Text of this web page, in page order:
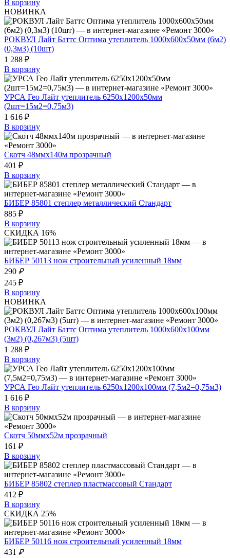
В корзину
НОВИНКА
РОКВУЛ Лайт Баттс Оптима утеплитель 1000х600х50мм (6м2)
(0,3м3) (10шт)
1 288 ₽
В корзину
УРСА Гео Лайт утеплитель 6250х1200х50мм
(2шт=15м2=0,75м3)
1 616 ₽
В корзину
Скотч 48ммх140м прозрачный
401 ₽
В корзину
БИБЕР 85801 степлер металлический Стандарт
885 ₽
В корзину
СКИДКА 16%
БИБЕР 50113 нож строительный усиленный 18мм
290 ₽
245 ₽
В корзину
НОВИНКА
РОКВУЛ Лайт Баттс Оптима утеплитель 1000х600х100мм
(3м2) (0,267м3) (5шт)
1 288 ₽
В корзину
УРСА Гео Лайт утеплитель 6250х1200х100мм (7,5м2=0,75м3)
1 616 ₽
В корзину
Скотч 50ммх52м прозрачный
161 ₽
В корзину
БИБЕР 85802 степлер пластмассовый Стандарт
412 ₽
В корзину
СКИДКА 25%
БИБЕР 50116 нож строительный усиленный 18мм
431 ₽